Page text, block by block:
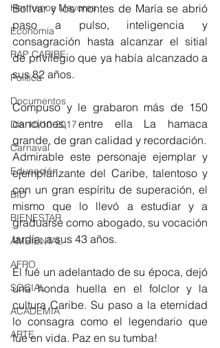
Hermanos Mayores
Economía
RAP CARIBE
Política
Documentos
Día 10/10 2017
Carnaval
Educación
BID
BIENESTAR
AMBIENTAL
AFRO
SOCIAL
ACADEMIA
ARTE
Bolívar y los montes de María se abrió
paso a pulso, inteligencia y
consagración hasta alcanzar el sitial
de privilegio que ya había alcanzado a
sus 82 años.
Compuso y le grabaron más de 150
canciones, entre ella La hamaca
Admirable este personaje ejemplar y
ejemplarizante del Caribe, talentoso y
con un gran espíritu de superación, el
mismo que lo llevó a estudiar y a
graduarse como abogado, su vocación
tardía, a sus 43 años.
Él fué un adelantado de su época, dejó
una honda huella en el folclor y la
cultura Caribe. Su paso a la eternidad
lo consagra como el legendario que
fue en vida. Paz en su tumba!